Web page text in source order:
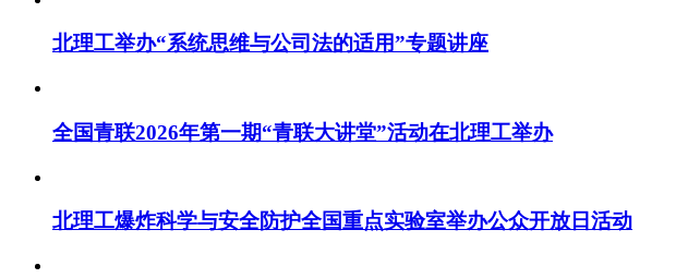
北理工举办“系统思维与公司法的适用”专题讲座
全国青联2026年第一期“青联大讲堂”活动在北理工举办
北理工爆炸科学与安全防护全国重点实验室举办公众开放日活动